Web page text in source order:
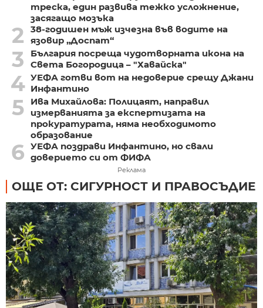
треска, един развива тежко усложнение,
засягащо мозъка
2
38-годишен мъж изчезна във водите на
язовир „Доспат“
3
България посреща чудотворната икона на
Света Богородица – "Хавайска"
4 УЕФА готви вот на недоверие срещу Джани
Инфантино
5
Ива Михайлова: Полицаят, направил
измерванията за експертизата на
прокуратурата, няма необходимото
образование
6 УЕФА поздрави Инфантино, но свали
доверието си от ФИФА
Реклама
ОЩЕ ОТ: СИГУРНОСТ И ПРАВОСЪДИЕ